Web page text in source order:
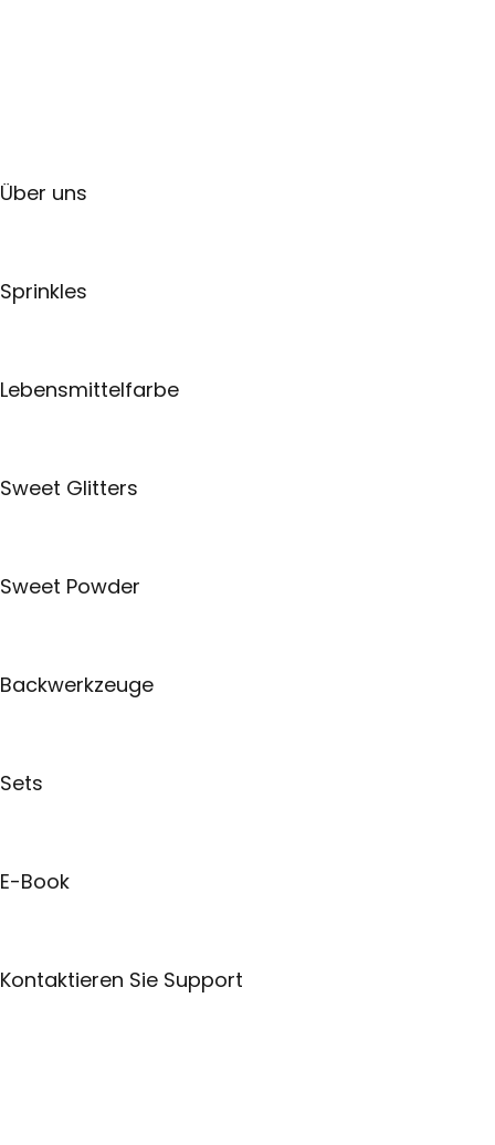
Über uns
Sprinkles
Lebensmittelfarbe
Sweet Glitters
Sweet Powder
Backwerkzeuge
Sets
E-Book
Kontaktieren Sie Support